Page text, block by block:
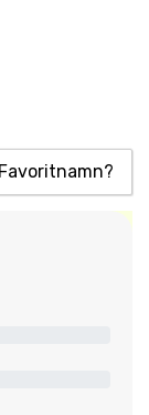
Favoritnamn?